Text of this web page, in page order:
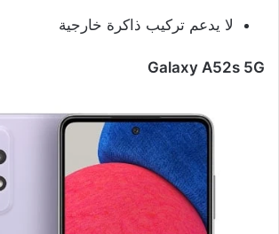
لا يدعم تركيب ذاكرة خارجية
Galaxy A52s 5G